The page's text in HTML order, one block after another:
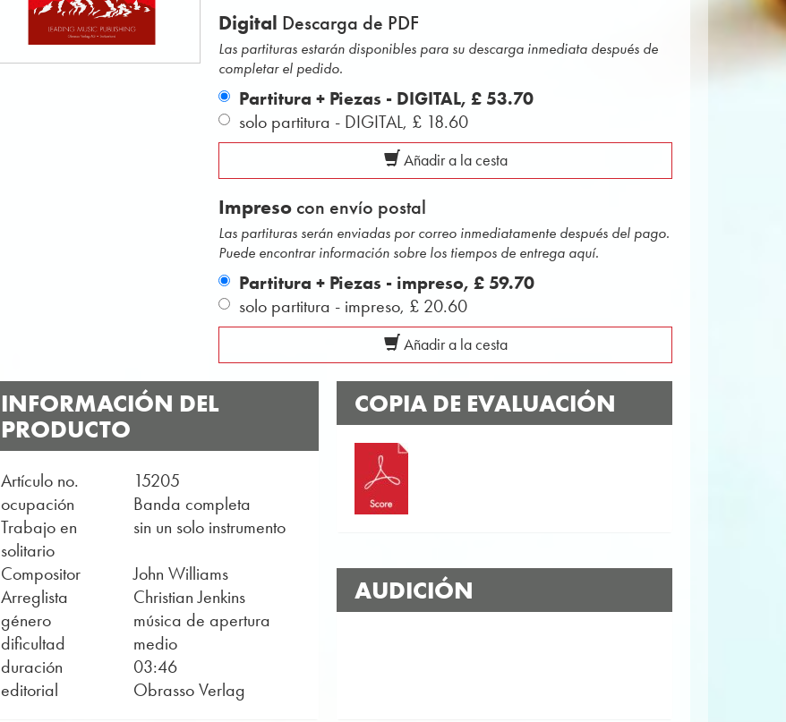
Digital Descarga de PDF
Las partituras estarán disponibles para su descarga inmediata después de
completar el pedido.
Partitura + Piezas - DIGITAL,£ 53.70
solo partitura - DIGITAL, £ 18.60
Añadir a la cesta
Impreso con envío postal
Las partituras serán enviadas por correo inmediatamente después del pago.
Puede encontrar información sobre los tiempos de entrega aquí.
Partitura + Piezas - impreso,£ 59.70
solo partitura - impreso, £ 20.60
Añadir a la cesta
INFORMACIÓN DEL
PRODUCTO
Artículo no.
15205
ocupación
Banda completa
Trabajo en
solitario
sin un solo instrumento
Compositor
John Williams
Arreglista
Christian Jenkins
género
música de apertura
dificultad
medio
duración
03:46
editorial
Obrasso Verlag
COPIA DE EVALUACIÓN
AUDICIÓN